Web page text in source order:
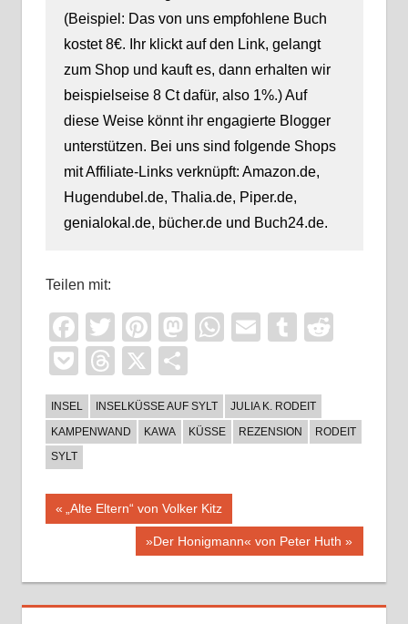
(Beispiel: Das von uns empfohlene Buch
kostet 8€. Ihr klickt auf den Link, gelangt
zum Shop und kauft es, dann erhalten wir
beispielseise 8 Ct dafür, also 1%.) Auf
diese Weise könnt ihr engagierte Blogger
unterstützen. Bei uns sind folgende Shops
mit Affiliate-Links verknüpft: Amazon.de,
Hugendubel.de, Thalia.de, Piper.de,
genialokal.de, bücher.de und Buch24.de.
Teilen mit:
Facebook
TwitterPinterest
Mastodon
WhatsApp
EmailTumblr
PocketThreads
X
INSEL INSELKÜSSE AUF SYLT
JULIA K. RODEIT
KAMPENWAND
KAWA KÜSSE REZENSION
RODEIT
SYLT
Beitragsnavigation
Vorheriger
„Alte Eltern“ von Volker Kitz
Nächster
»Der Honigmann« von Peter Huth